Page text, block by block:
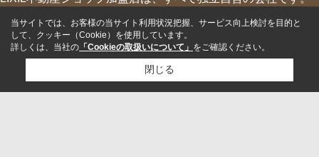
当サイトでは、お客様の当サイト利用状況把握、サービス向上検討を目的と
して、クッキー（Cookie）を使用しています。
詳しくは、当社の 「Cookieの取扱いについて」 をご確認ください。
閉じる